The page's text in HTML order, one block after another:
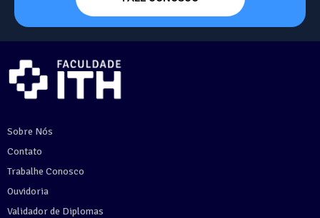
Sobre Nós
Contato
Trabalhe Conosco
Ouvidoria
Validador de Diplomas